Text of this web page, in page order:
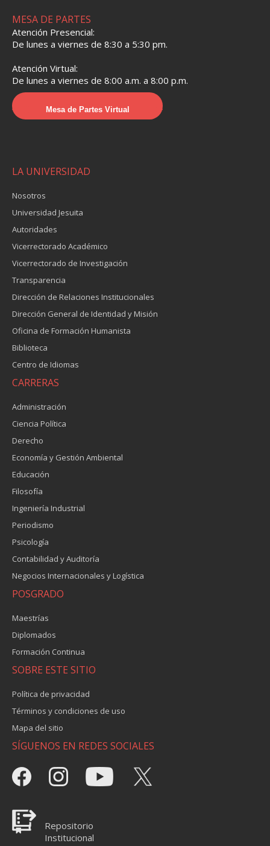
MESA DE PARTES
Atención Presencial:
De lunes a viernes de 8:30 a 5:30 pm.
Atención Virtual:
De lunes a viernes de 8:00 a.m. a 8:00 p.m.
Mesa de Partes Virtual
LA UNIVERSIDAD
Nosotros
Universidad Jesuita
Autoridades
Vicerrectorado Académico
Vicerrectorado de Investigación
Transparencia
Dirección de Relaciones Institucionales
Dirección General de Identidad y Misión
Oficina de Formación Humanista
Biblioteca
Centro de Idiomas
CARRERAS
Administración
Ciencia Política
Derecho
Economía y Gestión Ambiental
Educación
Filosofía
Ingeniería Industrial
Periodismo
Psicología
Contabilidad y Auditoría
Negocios Internacionales y Logística
POSGRADO
Maestrías
Diplomados
Formación Continua
SOBRE ESTE SITIO
Política de privacidad
Términos y condiciones de uso
Mapa del sitio
SÍGUENOS EN REDES SOCIALES
Repositorio
Institucional